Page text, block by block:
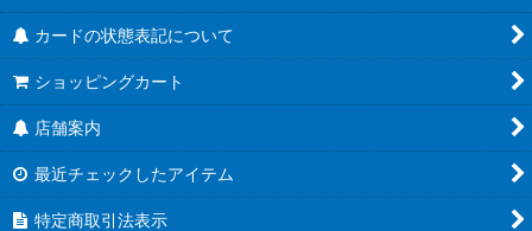
カードの状態表記について
ショッピングカート
店舗案内
最近チェックしたアイテム
特定商取引法表示